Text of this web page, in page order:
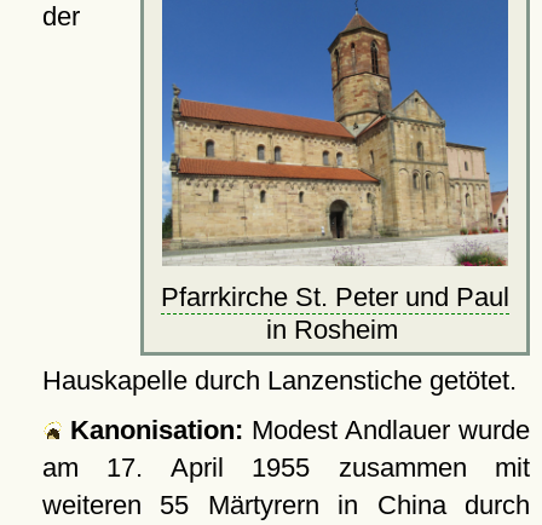
Pfarrkirche St. Peter und Paul
in Rosheim
der
Hauskapelle durch Lanzenstiche getötet.
Kanonisation: Modest Andlauer wurde
am 17. April 1955 zusammen mit
weiteren 55 Märtyrern in China durch